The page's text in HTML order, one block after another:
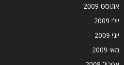
אוגוסט 2009
יולי 2009
יוני 2009
מאי 2009